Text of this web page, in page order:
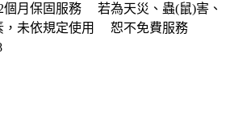
個月保固服務 若為天災、蟲(鼠)害、
，未依規定使用 恕不免費服務